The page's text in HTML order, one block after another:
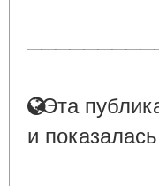
Эта
и